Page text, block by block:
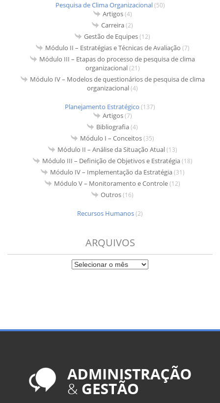
Pesquisa de Clima Organizacional(50)
Artigos(4)
Carreira(2)
Gestão de Equipes(12)
Módulo II – Estratégias e Técnicas de Avaliação (7)
Módulo III – Etapas do processo de pesquisa de clima
organizacional(21)
Módulo IV – Modelos de questionários de pesquisa de clima
organizacional(4)
Planejamento Estratégico (137)
Artigos(7)
Bibliografia(4)
Módulo I – Conceitos(35)
Módulo II – Análise da Situação Atual(13)
Módulo III – Definição de Objetivos e Estratégia(18)
Módulo IV – Implementação da Estratégia(31)
Módulo V – Monitoramento e Controle(12)
Outros(16)
Recursos Humanos(2)
ARQUIVOS